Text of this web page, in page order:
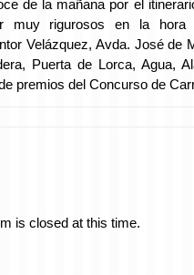
de la mañana por el
muy rigurosos en la hora
Velázquez, Avda. José de
Puerta de Lorca, Agua,
premios del Concurso de
is closed at this time.